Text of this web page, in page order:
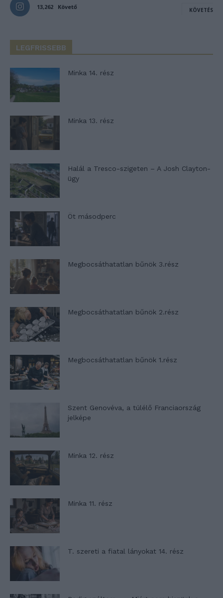
13,262 Követő KÖVETÉS
LEGFRISSEBB
Minka 14. rész
Minka 13. rész
Halál a Tresco-szigeten – A Josh Clayton-
ügy
Öt másodperc
Megbocsáthatatlan bűnök 3.rész
Megbocsáthatatlan bűnök 2.rész
Megbocsáthatatlan bűnök 1.rész
Szent Genovéva, a túlélő Franciaország
jelképe
Minka 12. rész
Minka 11. rész
T. szereti a fiatal lányokat 14. rész